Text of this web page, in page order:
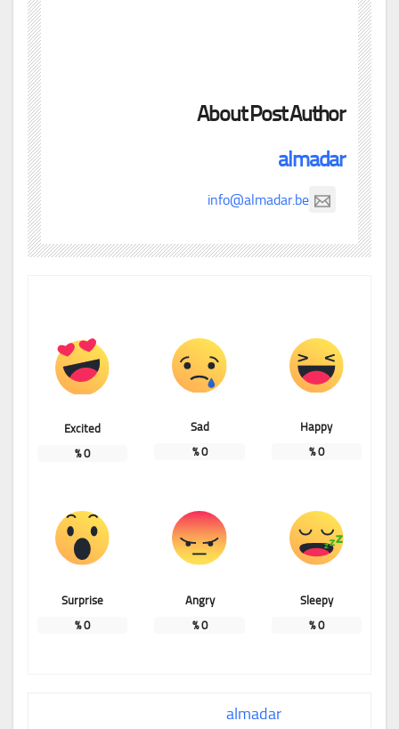
About Post Author
almadar
info@almadar.be
Happy
0
%
Sad
0
%
Excited
0
%
Sleepy
0
%
Angry
0
%
Surprise
0
%
almadar